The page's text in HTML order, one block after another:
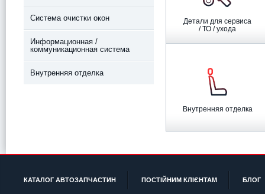
Система очистки окон
Информационная /
коммуникационная система
Внутренняя отделка
Детали для сервиса
/ ТО / ухода
Внутренняя отделка
КАТАЛОГ АВТОЗАПЧАСТИН ПОСТІЙНИМ КЛІЄНТАМ БЛОГ